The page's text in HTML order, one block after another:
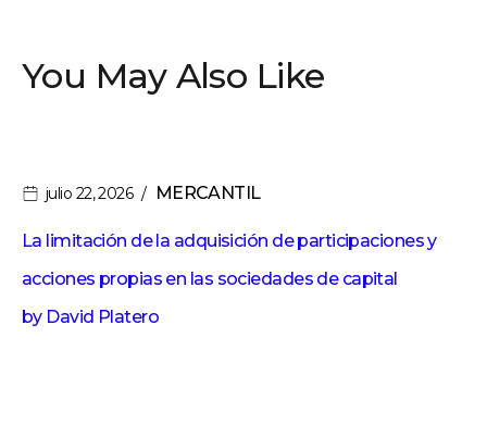
You May Also Like
julio 22, 2026 MERCANTIL
La limitación de la adquisición de participaciones y
acciones propias en las sociedades de capital
by David Platero